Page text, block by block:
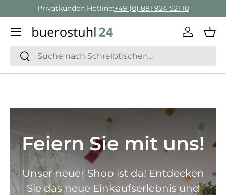
Direkt zum Inhalt
Privatkunden Hotline:+49 (0) 881 924 521 10
Suchen
Suchen
Menü
Feiern Sie mit uns!
Unser neuer Shop ist da! Entdecken
Sie das neue Einkaufserlebnis und